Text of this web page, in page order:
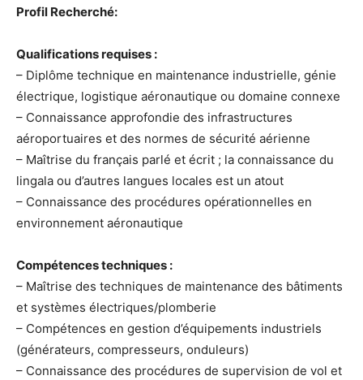
Profil Recherché:
Qualifications requises :
– Diplôme technique en maintenance industrielle, génie
électrique, logistique aéronautique ou domaine connexe
– Connaissance approfondie des infrastructures
aéroportuaires et des normes de sécurité aérienne
– Maîtrise du français parlé et écrit ; la connaissance du
lingala ou d’autres langues locales est un atout
– Connaissance des procédures opérationnelles en
environnement aéronautique
Compétences techniques :
– Maîtrise des techniques de maintenance des bâtiments
et systèmes électriques/plomberie
– Compétences en gestion d’équipements industriels
(générateurs, compresseurs, onduleurs)
– Connaissance des procédures de supervision de vol et